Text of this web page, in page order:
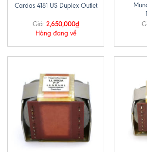
Cardas 4181 US Duplex Outlet
Giá: 2,650,000₫
Hàng đang về